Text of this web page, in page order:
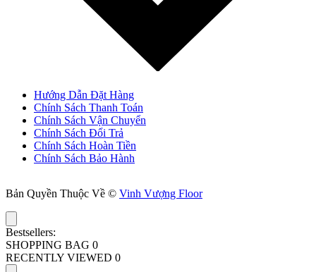
Hướng Dẫn Đặt Hàng
Chính Sách Thanh Toán
Chính Sách Vận Chuyển
Chính Sách Đổi Trả
Chính Sách Hoàn Tiền
Chính Sách Bảo Hành
Bản Quyền Thuộc Về © Vinh Vượng Floor
Bestsellers:
SHOPPING BAG 0
RECENTLY VIEWED 0